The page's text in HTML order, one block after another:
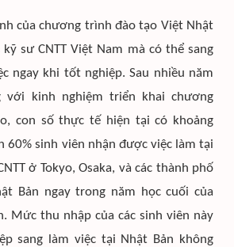
của chương trình đào tạo Việt Nhật
kỹ sư CNTT Việt Nam mà có thể sang
ngay khi tốt nghiệp. Sau nhiều năm
với kinh nghiệm triển khai chương
con số thực tế hiện tại có khoảng
60% sinh viên nhận được việc làm tại
ở Tokyo, Osaka, và các thành phố
Bản ngay trong năm học cuối của
Mức thu nhập của các sinh viên này
sang làm việc tại Nhật Bản không